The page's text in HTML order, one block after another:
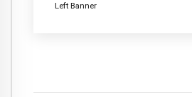
Left Banner